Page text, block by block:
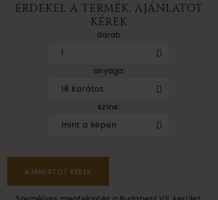
ÉRDEKEL A TERMÉK, AJÁNLATOT
KÉREK
darab
1
anyaga:
18 karátos
színe:
mint a képen